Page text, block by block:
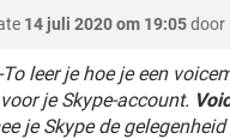
GAMES
GAMES
14 juli 2020 om 19:05door
leer je hoe je een
je Skype-account.
je Skype de